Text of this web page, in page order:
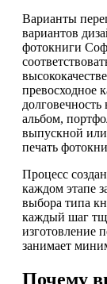
Варианты
вариантов
фотокниги
превосходное
альбом,
выпускной
печать
Процесс
каждом этапе
выбора типа
каждый шаг
изготовление
занимает
Почему